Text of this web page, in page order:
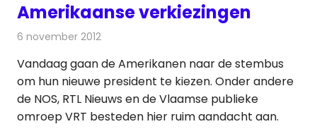
Amerikaanse verkiezingen
6 november 2012
Vandaag gaan de Amerikanen naar de stembus
om hun nieuwe president te kiezen. Onder andere
de NOS, RTL Nieuws en de Vlaamse publieke
omroep VRT besteden hier ruim aandacht aan.